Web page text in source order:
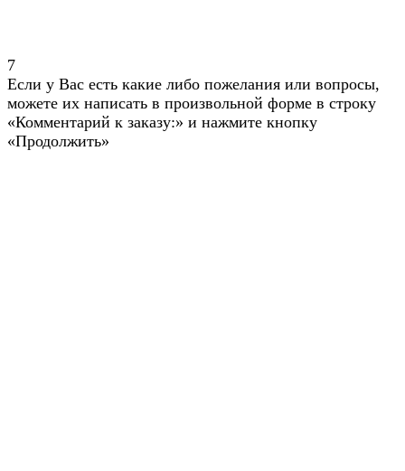
7
Если у Вас есть какие либо пожелания или вопросы,
можете их написать в произвольной форме в строку
«Комментарий к заказу:» и нажмите кнопку
«Продолжить»